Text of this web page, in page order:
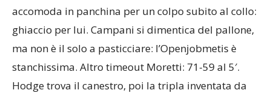
accomoda in panchina per un colpo subito al collo:
ghiaccio per lui. Campani si dimentica del pallone,
ma non è il solo a pasticciare: l’Openjobmetis è
stanchissima. Altro timeout Moretti: 71-59 al 5′.
Hodge trova il canestro, poi la tripla inventata da